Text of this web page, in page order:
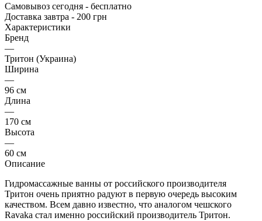
Самовывоз сегодня - бесплатно
Доставка завтра - 200 грн
Характеристики
Бренд
—
Тритон (Украина)
Ширина
—
96 см
Длина
—
170 см
Высота
—
60 см
Описание
Гидромассажные ванны от российского производителя
Тритон очень приятно радуют в первую очередь высоким
качеством. Всем давно известно, что аналогом чешского
Ravaka стал именно российский производитель Тритон.